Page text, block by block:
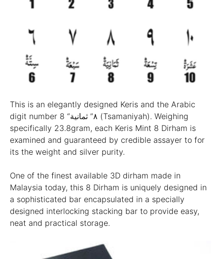
This is an elegantly designed Keris and the Arabic
digit number 8 “٨” ثمانية (Tsamaniyah). Weighing
specifically 23.8gram, each Keris Mint 8 Dirham is
examined and guaranteed by credible assayer to for
its the weight and silver purity.
One of the finest available 3D dirham made in
Malaysia today, this 8 Dirham is uniquely designed in
a sophisticated bar encapsulated in a specially
designed interlocking stacking bar to provide easy,
neat and practical storage.